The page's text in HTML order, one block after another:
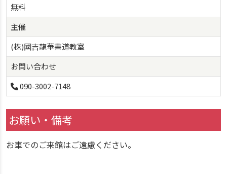
無料
主催
(株)國吉龍華書道教室
お問い合わせ
090-3002-7148
お願い・備考
お車でのご来館はご遠慮ください。